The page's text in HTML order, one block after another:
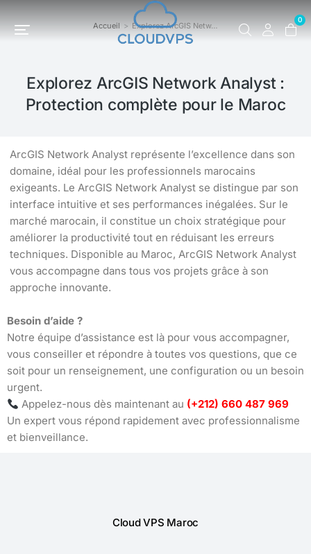
0
Vous êtes ici : Accueil Explorez ArcGIS Netw…
Explorez ArcGIS Network Analyst :
Protection complète pour le Maroc
ArcGIS Network Analyst représente l’excellence dans son
domaine, idéal pour les professionnels marocains
exigeants. Le ArcGIS Network Analyst se distingue par son
interface intuitive et ses performances inégalées. Sur le
marché marocain, il constitue un choix stratégique pour
améliorer la productivité tout en réduisant les erreurs
techniques. Disponible au Maroc, ArcGIS Network Analyst
vous accompagne dans tous vos projets grâce à son
approche innovante.
Besoin d’aide ?
Notre équipe d’assistance est là pour vous accompagner,
vous conseiller et répondre à toutes vos questions, que ce
soit pour un renseignement, une configuration ou un besoin
urgent.
Appelez-nous dès maintenant au (+212) 660 487 969
Un expert vous répond rapidement avec professionnalisme
et bienveillance.
Cloud VPS Maroc